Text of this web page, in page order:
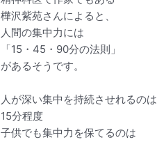
樺沢紫苑さんによると、
人間の集中力には
「15・45・90分の法則」
があるそうです。
人が深い集中を持続させれるのは
15分程度
子供でも集中力を保てるのは